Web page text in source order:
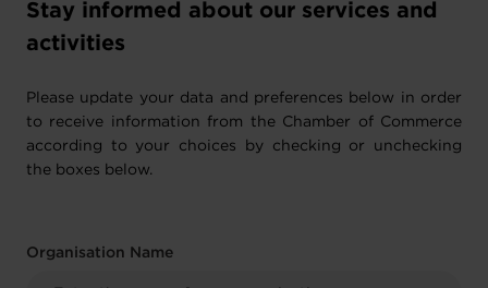
Stay informed about our services and
activities
Please update your data and preferences below in order
to receive information from the Chamber of Commerce
according to your choices by checking or unchecking
the boxes below.
Organisation Name